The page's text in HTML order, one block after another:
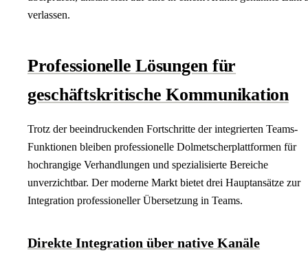
verlassen.
Professionelle Lösungen für
geschäftskritische Kommunikation
Trotz der beeindruckenden Fortschritte der integrierten Teams-
Funktionen bleiben professionelle Dolmetscherplattformen für
hochrangige Verhandlungen und spezialisierte Bereiche
unverzichtbar. Der moderne Markt bietet drei Hauptansätze zur
Integration professioneller Übersetzung in Teams.
Direkte Integration über native Kanäle